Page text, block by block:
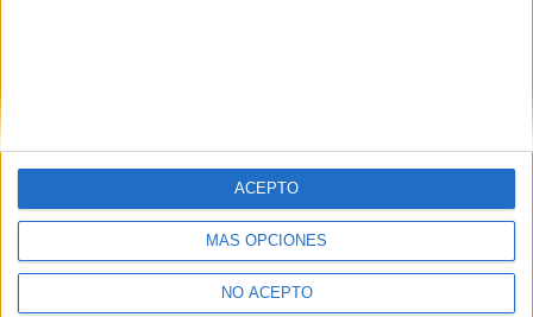
MÁS OPCIONES
NO ACEPTO
ACEPTO
Y como regalo de agradecimiento, por registrarte te daremos
gratis una copia de nuestro ebook con 100 consejos para tu
primer año de universidad